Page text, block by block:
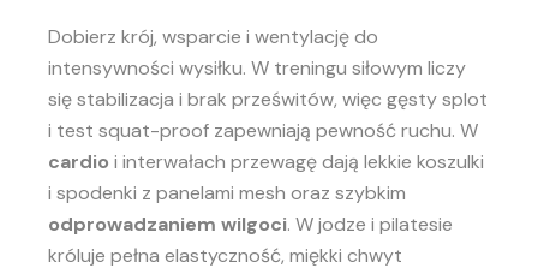
Dobierz krój, wsparcie i wentylację do
intensywności wysiłku. W treningu siłowym liczy
się stabilizacja i brak prześwitów, więc gęsty splot
i test squat-proof zapewniają pewność ruchu. W
cardio i interwałach przewagę dają lekkie koszulki
i spodenki z panelami mesh oraz szybkim
odprowadzaniem wilgoci. W jodze i pilatesie
króluje pełna elastyczność, miękki chwyt